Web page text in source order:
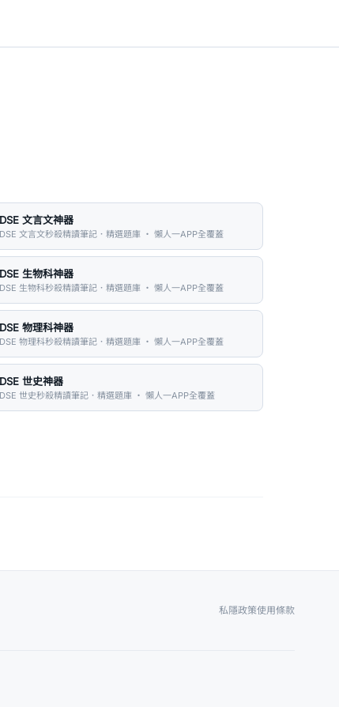
DSE 文言文神器
DSE 文言文秒殺精讀筆記．精選題庫 ・ 懶人一APP全覆蓋
DSE 生物科神器
DSE 生物科秒殺精讀筆記．精選題庫 ・ 懶人一APP全覆蓋
DSE 物理科神器
DSE 物理科秒殺精讀筆記．精選題庫 ・ 懶人一APP全覆蓋
DSE 世史神器
DSE 世史秒殺精讀筆記．精選題庫 ・ 懶人一APP全覆蓋
私隱政策使用條款